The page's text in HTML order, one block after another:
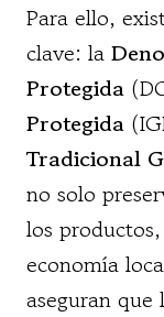
Para ello,
clave: la
Protegida
Protegida
Tradicional
no solo
los
economía
aseguran que